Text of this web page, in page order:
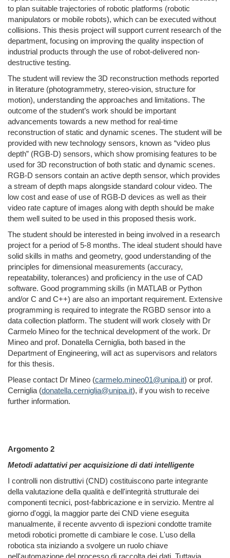
to plan suitable trajectories of robotic platforms (robotic
manipulators or mobile robots), which can be executed without
collisions. This thesis project will support current research of the
department, focusing on improving the quality inspection of
industrial products through the use of robot-delivered non-
destructive testing.
The student will review the 3D reconstruction methods reported
in literature (photogrammetry, stereo-vision, structure for
motion), understanding the approaches and limitations. The
outcome of the student’s work should be important
advancements towards a new method for real-time
reconstruction of static and dynamic scenes. The student will be
provided with new technology sensors, known as “video plus
depth” (RGB-D) sensors, which show promising features to be
used for 3D reconstruction of both static and dynamic scenes.
RGB-D sensors contain an active depth sensor, which provides
a stream of depth maps alongside standard colour video. The
low cost and ease of use of RGB-D devices as well as their
video rate capture of images along with depth should be make
them well suited to be used in this proposed thesis work.
The student should be interested in being involved in a research
project for a period of 5-8 months. The ideal student should have
solid skills in maths and geometry, good understanding of the
principles for dimensional measurements (accuracy,
repeatability, tolerances) and proficiency in the use of CAD
software. Good programming skills (in MATLAB or Python
and/or C and C++) are also an important requirement. Extensive
programming is required to integrate the RGBD sensor into a
data collection platform. The student will work closely with Dr
Carmelo Mineo for the technical development of the work. Dr
Mineo and prof. Donatella Cerniglia, both based in the
Department of Engineering, will act as supervisors and relators
for this thesis.
Please contact Dr Mineo (carmelo.mineo01@unipa.it) or prof.
Cerniglia (donatella.cerniglia@unipa.it), if you wish to receive
further information.
Argomento 2
Metodi adattativi per acquisizione di dati intelligente
I controlli non distruttivi (CND) costituiscono parte integrante
della valutazione della qualità e dell'integrità strutturale dei
componenti tecnici, post-fabbricazione e in servizio. Mentre al
giorno d'oggi, la maggior parte dei CND viene eseguita
manualmente, il recente avvento di ispezioni condotte tramite
metodi robotici promette di cambiare le cose. L'uso della
robotica sta iniziando a svolgere un ruolo chiave